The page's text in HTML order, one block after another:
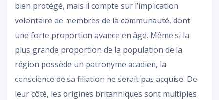
bien protégé, mais il compte sur l’implication
volontaire de membres de la communauté, dont
une forte proportion avance en âge. Même si la
plus grande proportion de la population de la
région possède un patronyme acadien, la
conscience de sa filiation ne serait pas acquise. De
leur côté, les origines britanniques sont multiples.